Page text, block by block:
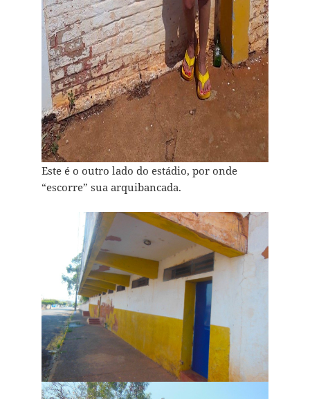
Este é o outro lado do estádio, por onde
“escorre” sua arquibancada.